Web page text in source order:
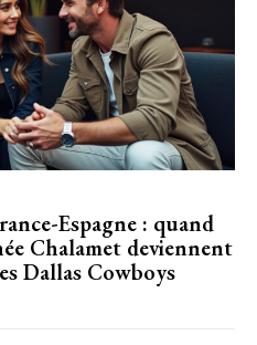
Chalamet deviennent
Dallas Cowboys